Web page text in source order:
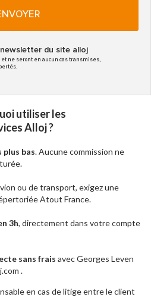
du site alloj
ne seront en aucun cas transmises,
utiliser les
Alloj ?
plus bas. Aucune commission ne
ou de transport, exigez une
Atout France.
3h, directement dans votre compte
sans frais avec Georges Leven
.
en cas de litige entre le client